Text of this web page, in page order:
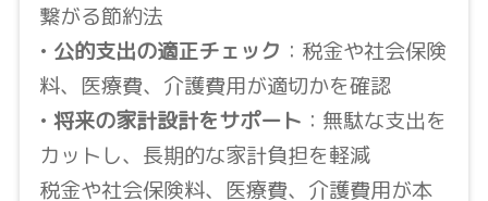
繋がる節約法
• 公的支出の適正チェック ：税金や社会保険
料、医療費、介護費用が適切かを確認
• 将来の家計設計をサポート ：無駄な支出を
カットし、長期的な家計負担を軽減
税金や社会保険料、医療費、介護費用が本